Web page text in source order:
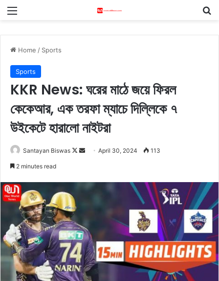
Home / Sports
Sports
KKR News: ঘরের মাঠে জয়ে ফিরল
কেকেআর, এক তরফা ম্যাচে দিল্লিকে ৭
উইকেটে হারালো নাইটরা
Santayan Biswas
F
w
n
X
e
m
a
i
l
April 30, 2024 113
2 minutes read